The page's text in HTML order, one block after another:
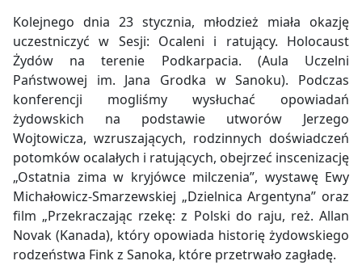
Kolejnego dnia 23 stycznia, młodzież miała okazję
uczestniczyć w Sesji: Ocaleni i ratujący. Holocaust
Żydów na terenie Podkarpacia. (Aula Uczelni
Państwowej im. Jana Grodka w Sanoku). Podczas
konferencji mogliśmy wysłuchać opowiadań
żydowskich na podstawie utworów Jerzego
Wojtowicza, wzruszających, rodzinnych doświadczeń
potomków ocalałych i ratujących, obejrzeć inscenizację
„Ostatnia zima w kryjówce milczenia”, wystawę Ewy
Michałowicz-Smarzewskiej „Dzielnica Argentyna” oraz
film „Przekraczając rzekę: z Polski do raju, reż. Allan
Novak (Kanada), który opowiada historię żydowskiego
rodzeństwa Fink z Sanoka, które przetrwało zagładę.